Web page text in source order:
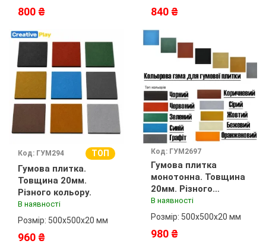
800 ₴ 840 ₴
Код: ГУМ294 ТОП
Гумова плитка.
Товщина 20мм.
Різного кольору.
В наявності
Розмір: 500х500х20 мм
960 ₴
Код: ГУМ2697
Гумова плитка
монотонна. Товщина
20мм. Різного
кольору.
В наявності
Розмір: 500х500х20 мм
980 ₴